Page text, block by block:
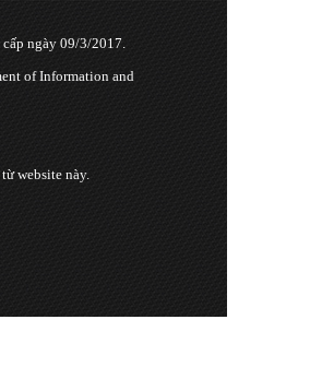
ngày 09/3/2017.
of Information and
website này.